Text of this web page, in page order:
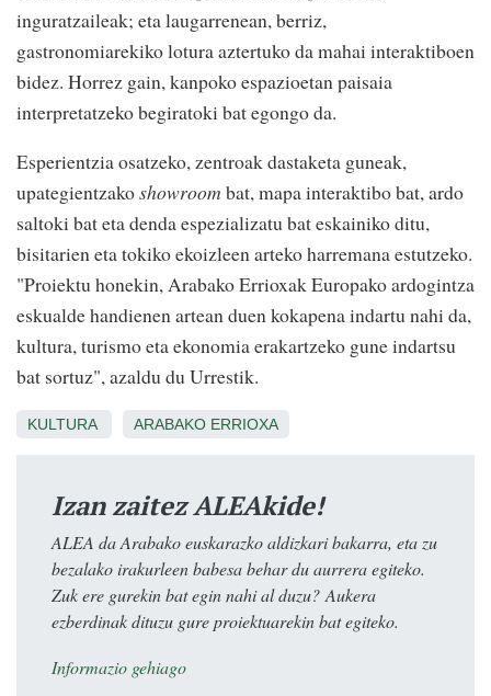
inguratzaileak; eta laugarrenean, berriz,
gastronomiarekiko lotura aztertuko da mahai interaktiboen
bidez. Horrez gain, kanpoko espazioetan paisaia
interpretatzeko begiratoki bat egongo da.
Esperientzia osatzeko, zentroak dastaketa guneak,
upategientzakoshowroom bat, mapa interaktibo bat, ardo
saltoki bat eta denda espezializatu bat eskainiko ditu,
bisitarien eta tokiko ekoizleen arteko harremana estutzeko.
"Proiektu honekin, Arabako Errioxak Europako ardogintza
eskualde handienen artean duen kokapena indartu nahi da,
kultura, turismo eta ekonomia erakartzeko gune indartsu
bat sortuz", azaldu du Urrestik.
KULTURA ARABAKO ERRIOXA
Izan zaitez ALEAkide!
ALEA da Arabako euskarazko aldizkari bakarra, eta zu
bezalako irakurleen babesa behar du aurrera egiteko.
Zuk ere gurekin bat egin nahi al duzu? Aukera
ezberdinak dituzu gure proiektuarekin bat egiteko.
Informazio gehiago